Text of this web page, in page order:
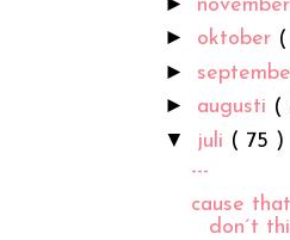
november
► oktober
►
► augusti (
▼ juli ( 75 )
---
cause
don´t